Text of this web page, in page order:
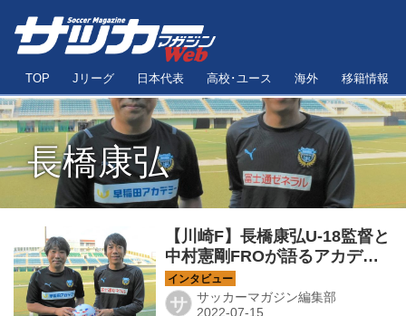
TOP Jリーグ 日本代表 高校･ユース 海外 移籍情報
長橋康弘
【川崎F】長橋康弘U-18監督と
中村憲剛FROが語るアカデミ
ーの｢次の26年｣。｢いま奇跡が
起きている感じがするんです｣
サ サッカーマガジン編集部